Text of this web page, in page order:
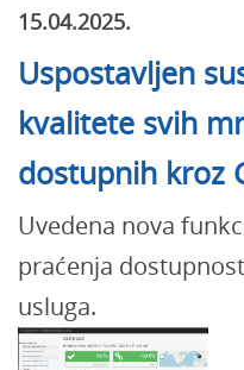
15.04.2025.
Uspostavljen
kvalitete svih
dostupnih kroz
Uvedena nova
praćenja
usluga.